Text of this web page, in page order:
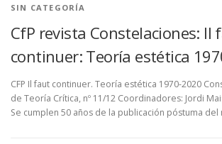
RED DE INVESTIGADORES DE TEORÍA
SIN CATEGORÍA
CfP revista Constelaciones: Il
continuer: Teoría estética
CFP Il faut continuer. Teoría estética 1970-2020
de Teoría Crítica, nº 11/12 Coordinadores: Jordi
Se cumplen 50 años de la publicación póstuma